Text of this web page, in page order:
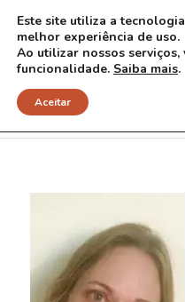
Taciana Real
Este site utiliza a
melhor experiência de uso.
Ao utilizar nossos serviços,
funcionalidade. Saiba mais.
Aceitar